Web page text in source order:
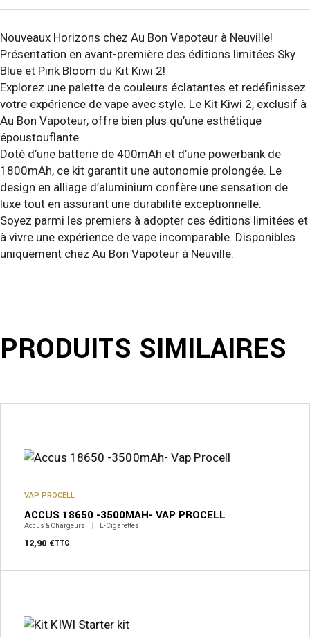
Nouveaux Horizons chez Au Bon Vapoteur à Neuville!
Présentation en avant-première des éditions limitées Sky
Blue et Pink Bloom du Kit Kiwi 2!
Explorez une palette de couleurs éclatantes et redéfinissez
votre expérience de vape avec style. Le Kit Kiwi 2, exclusif à
Au Bon Vapoteur, offre bien plus qu’une esthétique
époustouflante.
Doté d’une batterie de 400mAh et d’une powerbank de
1800mAh, ce kit garantit une autonomie prolongée. Le
design en alliage d’aluminium confère une sensation de
luxe tout en assurant une durabilité exceptionnelle.
Soyez parmi les premiers à adopter ces éditions limitées et
à vivre une expérience de vape incomparable. Disponibles
uniquement chez Au Bon Vapoteur à Neuville.
PRODUITS SIMILAIRES
VAP PROCELL
ACCUS 18650 -3500MAH- VAP PROCELL
Accus & Chargeurs E-Cigarettes
12,90 €TTC